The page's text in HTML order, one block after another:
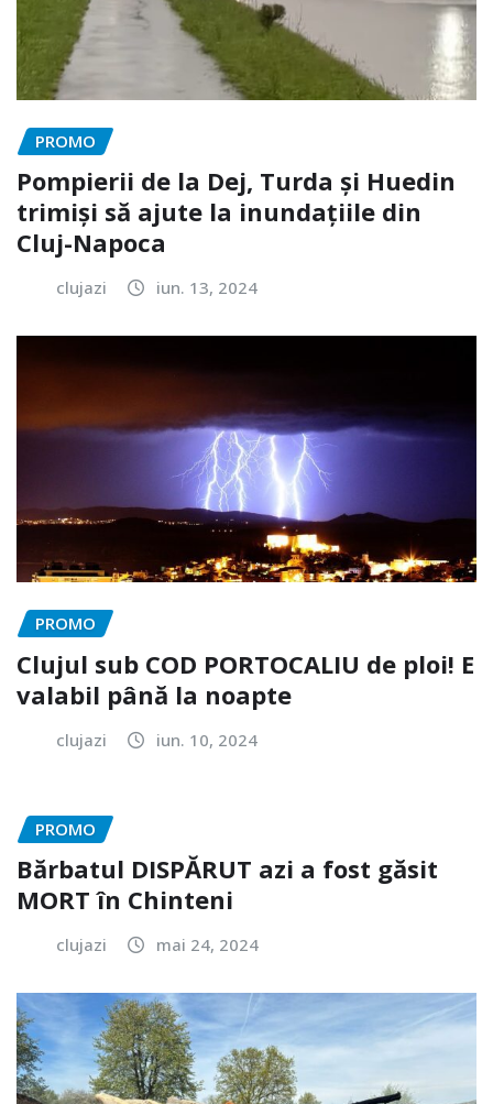
PROMO
Pompierii de la Dej, Turda și Huedin
trimiși să ajute la inundațiile din
Cluj-Napoca
clujazi iun. 13, 2024
PROMO
Clujul sub COD PORTOCALIU de ploi! E
valabil până la noapte
clujazi iun. 10, 2024
PROMO
Bărbatul DISPĂRUT azi a fost găsit
MORT în Chinteni
clujazi mai 24, 2024